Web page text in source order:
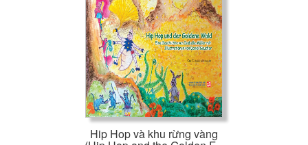
Hip Hop và khu rừng vàng